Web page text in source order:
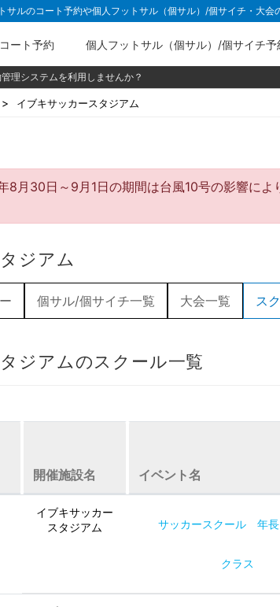
ルのコート予約や個人フットサル（個サル）/個サイチ・大会
コート予約 個人フットサル（個サル）/個サイチ予
理システムを利用しませんか？
イブキサッカースタジアム
8月30日～9月1日の期間は台風10号の影響に
ジアム
個サル/個サイチ一覧 大会一覧 ス
ジアムのスクール一覧
開催施設名 イベント名
イブキサッカー
スタジアム
サッカースクール 年
クラス